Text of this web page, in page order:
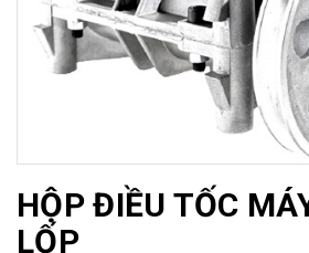
HỘP ĐIỀU TỐC
LỐP